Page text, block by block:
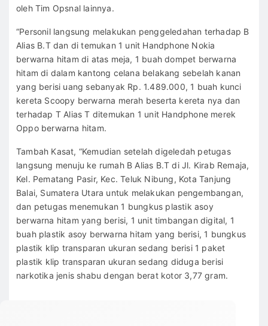
oleh Tim Opsnal lainnya.
“Personil langsung melakukan penggeledahan terhadap B
Alias B.T dan di temukan 1 unit Handphone Nokia
berwarna hitam di atas meja, 1 buah dompet berwarna
hitam di dalam kantong celana belakang sebelah kanan
yang berisi uang sebanyak Rp. 1.489.000, 1 buah kunci
kereta Scoopy berwarna merah beserta kereta nya dan
terhadap T Alias T ditemukan 1 unit Handphone merek
Oppo berwarna hitam.
Tambah Kasat, “Kemudian setelah digeledah petugas
langsung menuju ke rumah B Alias B.T di Jl. Kirab Remaja,
Kel. Pematang Pasir, Kec. Teluk Nibung, Kota Tanjung
Balai, Sumatera Utara untuk melakukan pengembangan,
dan petugas menemukan 1 bungkus plastik asoy
berwarna hitam yang berisi, 1 unit timbangan digital, 1
buah plastik asoy berwarna hitam yang berisi, 1 bungkus
plastik klip transparan ukuran sedang berisi 1 paket
plastik klip transparan ukuran sedang diduga berisi
narkotika jenis shabu dengan berat kotor 3,77 gram.